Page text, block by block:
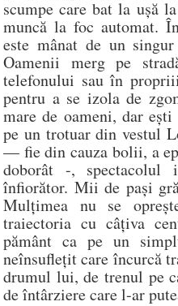
scumpe care bat la ușă
muncă la foc automat.
este mânat de un
Oamenii merg pe
telefonului sau în
pentru a se izola de
mare de oameni, dar
pe un trotuar din vestul
— fie din cauza bolii, a
doborât -, spectacolul
înfiorător. Mii de pași
Mulțimea nu se
traiectoria cu câțiva
pământ ca pe un
neînsuflețit care încurcă
drumul lui, de trenul pe
de întârziere care l-ar